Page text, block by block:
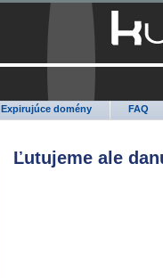
Expirujúce domény FAQ
Ľutujeme ale